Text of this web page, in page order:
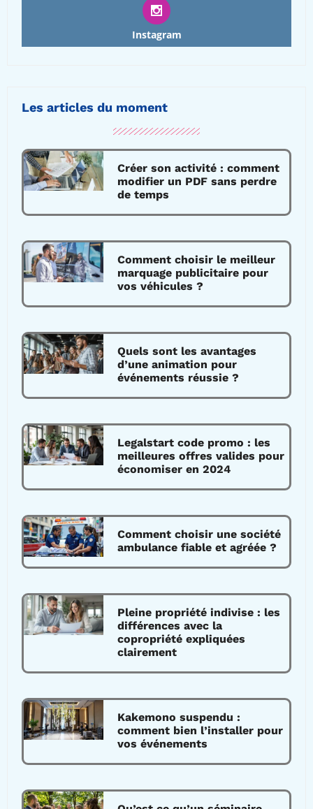
Instagram
Les articles du moment
Créer son activité : comment
modifier un PDF sans perdre
de temps
Comment choisir le meilleur
marquage publicitaire pour
vos véhicules ?
Quels sont les avantages
d’une animation pour
événements réussie ?
Legalstart code promo : les
meilleures offres valides pour
économiser en 2024
Comment choisir une société
ambulance fiable et agréée ?
Pleine propriété indivise : les
différences avec la
copropriété expliquées
clairement
Kakemono suspendu :
comment bien l’installer pour
vos événements